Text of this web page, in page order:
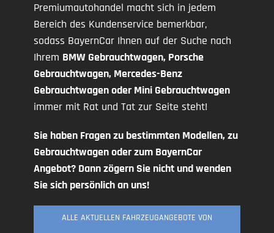
Premiumautohandel macht sich in jedem
Bereich des Kundenservice bemerkbar,
sodass BayernCar Ihnen auf der Suche nach
Ihrem BMW Gebrauchtwagen, Porsche
Gebrauchtwagen, Mercedes-Benz
Gebrauchtwagen oder Mini Gebrauchtwagen
immer mit Rat und Tat zur Seite steht!
Sie haben Fragen zu bestimmten Modellen, zu
Gebrauchtwagen oder zum BayernCar
Angebot? Dann zögern Sie nicht und wenden
Sie sich persönlich an uns!
ALLE AKTUELLEN FAHRZEUGANGEBOTE VON